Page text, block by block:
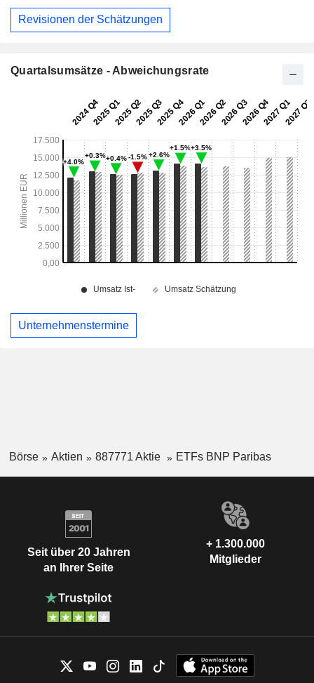
Revisionen der Schätzungen
Quartalsumsätze - Abweichungsrate
Unternehmenstermine
Börse Aktien 887771 Aktie ETFs BNP Paribas
Seit über 20 Jahren
an Ihrer Seite
+ 1.300.000
Mitglieder